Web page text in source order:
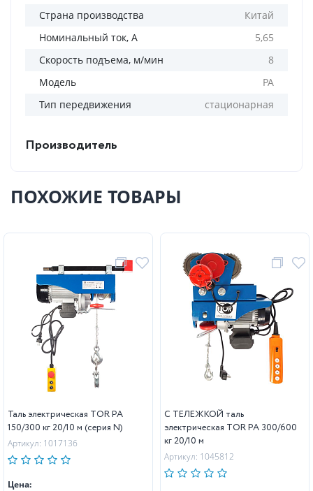
Страна производства
Китай
Номинальный ток, А
5,65
Скорость подъема, м/мин
8
Модель
PA
Тип передвижения
стационарная
Производитель
ПОХОЖИЕ ТОВАРЫ
Таль электрическая TOR PA
150/300 кг 20/10 м (серия N)
Артикул: 1017136
Цена:
С ТЕЛЕЖКОЙ таль
электрическая TOR PA 300/600
кг 20/10 м
Артикул: 1045812